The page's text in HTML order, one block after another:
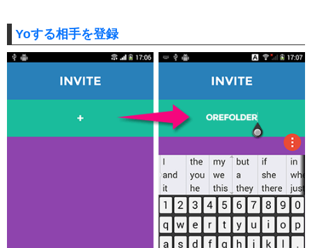
Yoする相手を登録